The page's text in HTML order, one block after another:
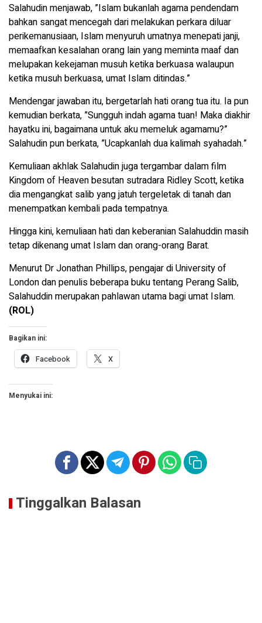
Salahudin menjawab, ”Islam bukanlah agama pendendam
bahkan sangat mencegah dari melakukan perkara diluar
perikemanusiaan, Islam menyuruh umatnya menepati janji,
memaafkan kesalahan orang lain yang meminta maaf dan
melupakan kekejaman musuh ketika berkuasa walaupun
ketika musuh berkuasa, umat Islam ditindas.”
Mendengar jawaban itu, bergetarlah hati orang tua itu. Ia pun
kemudian berkata, ”Sungguh indah agama tuan! Maka diakhir
hayatku ini, bagaimana untuk aku memeluk agamamu?”
Salahudin pun berkata, ”Ucapkanlah dua kalimah syahadah.”
Kemuliaan akhlak Salahudin juga tergambar dalam film
Kingdom of Heaven besutan sutradara Ridley Scott, ketika
dia mengangkat salib yang jatuh tergeletak di tanah dan
menempatkan kembali pada tempatnya.
Hingga kini, kemuliaan hati dan keberanian Salahuddin masih
tetap dikenang umat Islam dan orang-orang Barat.
Menurut Dr Jonathan Phillips, pengajar di University of
London dan penulis beberapa buku tentang Perang Salib,
Salahuddin merupakan pahlawan utama bagi umat Islam.
(ROL)
Bagikan ini:
Facebook X
Menyukai ini:
Tinggalkan Balasan